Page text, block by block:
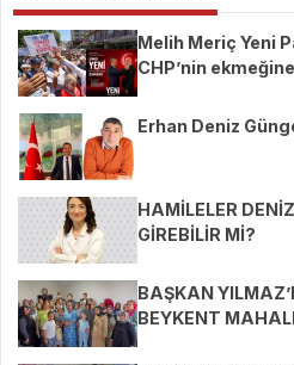
Melih Meriç Yeni
CHP’nin
Erhan Deniz
HAMİLELER
GİREBİLİR Mİ?
BAŞKAN
BEYKENT